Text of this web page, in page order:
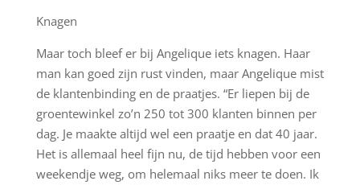
Knagen
Maar toch bleef er bij Angelique iets knagen. Haar
man kan goed zijn rust vinden, maar Angelique mist
de klantenbinding en de praatjes. “Er liepen bij de
groentewinkel zo’n 250 tot 300 klanten binnen per
dag. Je maakte altijd wel een praatje en dat 40 jaar.
Het is allemaal heel fijn nu, de tijd hebben voor een
weekendje weg, om helemaal niks meer te doen. Ik